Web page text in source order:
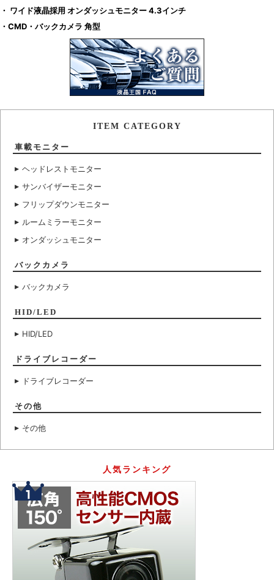
・ ワイド液晶採用 オンダッシュモニター 4.3インチ
・CMD・バックカメラ 角型
ITEM CATEGORY
車載モニター
ヘッドレストモニター
サンバイザーモニター
フリップダウンモニター
ルームミラーモニター
オンダッシュモニター
バックカメラ
バックカメラ
HID/LED
HID/LED
ドライブレコーダー
ドライブレコーダー
その他
その他
人気ランキング